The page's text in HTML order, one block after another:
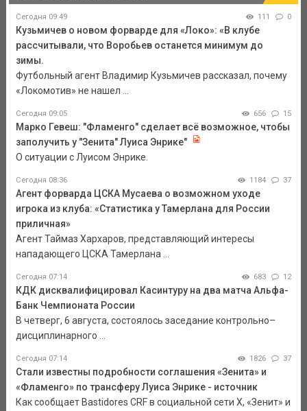
Сегодня 09:49 111 0
Кузьмичев о новом форварде для «Локо»: «В клубе
рассчитывали, что Воробьев останется минимум до
зимы.
Футбольный агент Владимир Кузьмичев рассказал, почему
«Локомотив» не нашел ...
Сегодня 09:05 656 15
Марко Гевеш: "Фламенго" сделает всё возможное, чтобы
заполучить у "Зенита" Луиса Энрике"
О ситуации с Луисом Энрике.
Сегодня 08:36 1184 37
Агент форварда ЦСКА Мусаева о возможном уходе
игрока из клуба: «Статистика у Тамерлана для России
приличная»
Агент Таймаз Хархаров, представляющий интересы
нападающего ЦСКА Тамерлана ...
Сегодня 07:14 683 12
КДК дисквалифицировал Касинтуру на два матча Альфа-
Банк Чемпионата России
В четверг, 6 августа, состоялось заседание контрольно–
дисциплинарного ...
Сегодня 07:14 1826 37
Стали известны подробности соглашения «Зенита» и
«Фламенго» по трансферу Луиса Энрике - источник
Как сообщает Bastidores CRF в социальной сети Х, «Зенит» и